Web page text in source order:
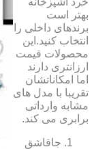
بهتر است
برندهای داخلی را
انتخاب کنید.این
محصولات قیمت
ارزانتری دارند
اما امکاناتشان
تقریبا با مدل های
مشابه وارداتی
برابری می کند.
جاقاشق